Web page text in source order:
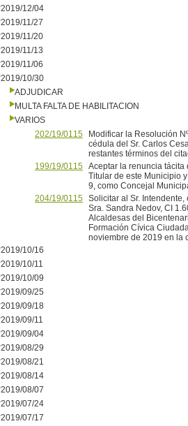
2019/12/04
2019/11/27
2019/11/20
2019/11/13
2019/11/06
2019/10/30
ADJUDICAR
MULTA FALTA DE HABILITACION
VARIOS
202/19/0115
Modificar la Resolución
cédula del Sr. Carlos
restantes términos del
199/19/0115 Aceptar la renuncia tácita
Titular de este Municipio
9, como Concejal
204/19/0115 Solicitar al Sr.
Sra. Sandra Nedov, CI
Alcaldesas del
Formación Cívica
noviembre de 2019 en la
2019/10/16
2019/10/11
2019/10/09
2019/09/25
2019/09/18
2019/09/11
2019/09/04
2019/08/29
2019/08/21
2019/08/14
2019/08/07
2019/07/24
2019/07/17